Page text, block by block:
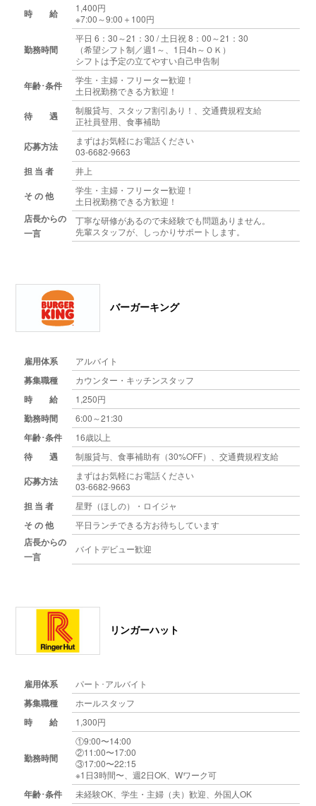
時 給
1,400円
※7:00～9:00＋100円
勤務時間
平日 6：30～21：30 / 土日祝 8：00～21：30
（希望シフト制／週1～、1日4h～ＯＫ）
シフトは予定の立てやすい自己申告制
年齢･条件
学生・主婦・フリーター歓迎！
土日祝勤務できる方歓迎！
待 遇
制服貸与、スタッフ割引あり！、交通費規程支給
正社員登用、食事補助
応募方法
まずはお気軽にお電話ください
03-6682-9663
担 当 者 井上
そ の 他
学生・主婦・フリーター歓迎！
土日祝勤務できる方歓迎！
店長からの
一言
丁寧な研修があるので未経験でも問題ありません。
先輩スタッフが、しっかりサポートします。
バーガーキング
雇用体系 アルバイト
募集職種 カウンター・キッチンスタッフ
時 給 1,250円
勤務時間 6:00～21:30
年齢･条件 16歳以上
待 遇 制服貸与、食事補助有（30%OFF）、交通費規程支給
応募方法
まずはお気軽にお電話ください
03-6682-9663
担 当 者 星野（ほしの）・ロイジャ
そ の 他 平日ランチできる方お待ちしています
店長からの
一言
バイトデビュー歓迎
リンガーハット
雇用体系 パート･アルバイト
募集職種 ホールスタッフ
時 給 1,300円
勤務時間
①9:00〜14:00
②11:00〜17:00
③17:00〜22:15
※1日3時間〜、週2日OK、Wワーク可
年齢･条件 未経験OK、学生・主婦（夫）歓迎、外国人OK